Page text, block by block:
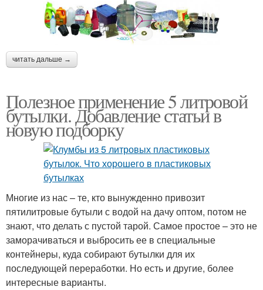
читать дальше →
Полезное применение 5 литровой
бутылки. Добавление статьи в
новую подборку
Многие из нас – те, кто вынужденно привозит
пятилитровые бутыли с водой на дачу оптом, потом не
знают, что делать с пустой тарой. Самое простое – это не
заморачиваться и выбросить ее в специальные
контейнеры, куда собирают бутылки для их
последующей переработки. Но есть и другие, более
интересные варианты.